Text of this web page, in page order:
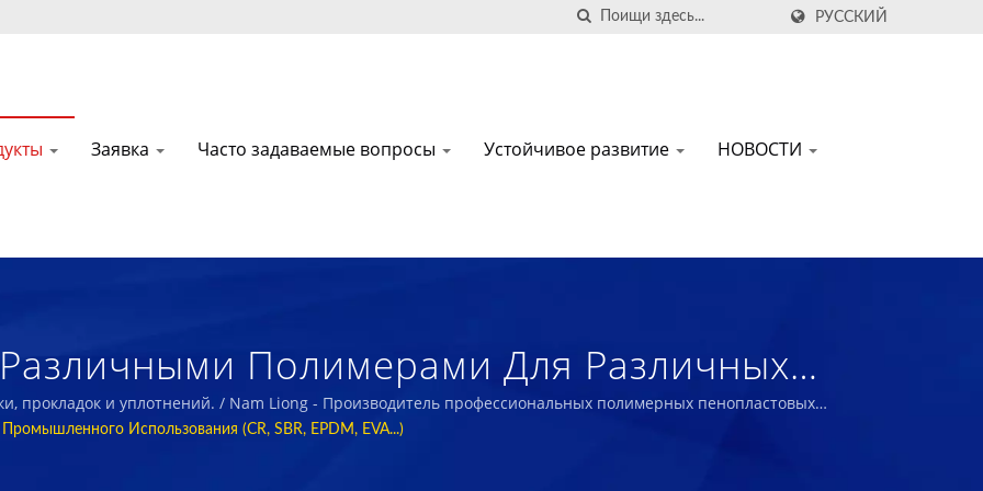
РУССКИЙ
Заявка Часто задаваемые вопросы Устойчивое развитие НОВОСТИ
Полимерами Для Различных
/ Nam Liong - Производитель
прокладок и уплотнений. / Nam Liong - Производитель профессиональных полимерных пенопластовых
Промышленного Использования (CR, SBR, EPDM, EVA...)